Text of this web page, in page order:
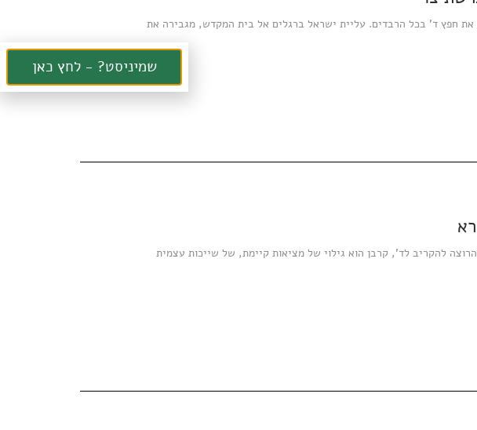
חפץ ד' בכל הרבדים. עליית ישראל ברגלים אל בית המקדש, מגבירה את
הרוצה להקריב לד', קרבן הוא גילוי של מציאות קיימת, של שייכות עצמית
שמיניסט? - לחץ כאן